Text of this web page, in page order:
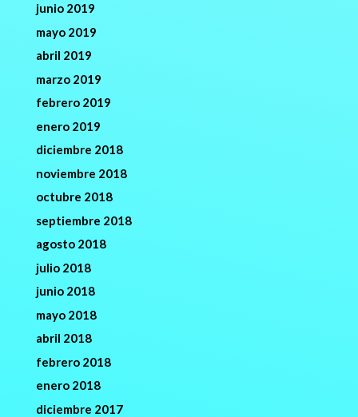
junio 2019
mayo 2019
abril 2019
marzo 2019
febrero 2019
enero 2019
diciembre 2018
noviembre 2018
octubre 2018
septiembre 2018
agosto 2018
julio 2018
junio 2018
mayo 2018
abril 2018
febrero 2018
enero 2018
diciembre 2017